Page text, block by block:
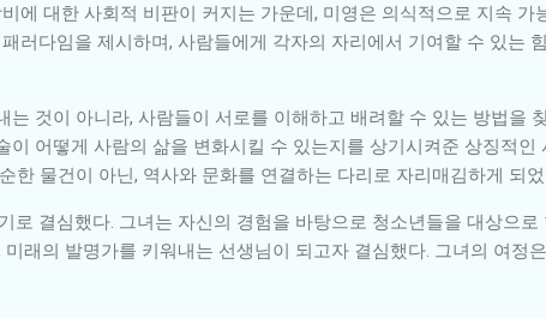
에 대한 사회적 비판이 커지는 가운데, 미영은 의식적으로 지속 가
러다임을 제시하며, 사람들에게 각자의 자리에서 기여할 수 있는
것이 아니라, 사람들이 서로를 이해하고 배려할 수 있는 방법을
어떻게 사람의 삶을 변화시킬 수 있는지를 상기시켜준 상징적인
한 물건이 아닌, 역사와 문화를 연결하는 다리로 자리매김하게 되었
로 결심했다. 그녀는 자신의 경험을 바탕으로 청소년들을 대상으
래의 발명가를 키워내는 선생님이 되고자 결심했다. 그녀의 여정